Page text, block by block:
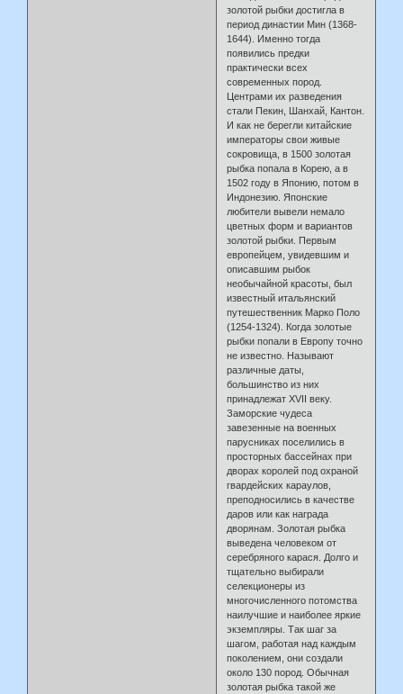
золотой рыбки достигла в
период династии Мин (1368-
1644). Именно тогда
появились предки
практически всех
современных пород.
Центрами их разведения
стали Пекин, Шанхай, Кантон.
И как не берегли китайские
императоры свои живые
сокровища, в 1500 золотая
рыбка попала в Корею, а в
1502 году в Японию, потом в
Индонезию. Японские
любители вывели немало
цветных форм и вариантов
золотой рыбки. Первым
европейцем, увидевшим и
описавшим рыбок
необычайной красоты, был
известный итальянский
путешественник Марко Поло
(1254-1324). Когда золотые
рыбки попали в Европу точно
не известно. Называют
различные даты,
большинство из них
принадлежат XVII веку.
Заморские чудеса
завезенные на военных
парусниках поселились в
просторных бассейнах при
дворах королей под охраной
гвардейских караулов,
преподносились в качестве
даров или как награда
дворянам. Золотая рыбка
выведена человеком от
серебряного карася. Долго и
тщательно выбирали
селекционеры из
многочисленного потомства
наилучшие и наиболее яркие
экземпляры. Так шаг за
шагом, работая над каждым
поколением, они создали
около 130 пород. Обычная
золотая рыбка такой же